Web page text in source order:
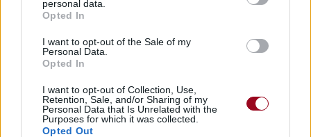
personal data.
Opted In
I want to opt-out of the Sale of my
Personal Data.
Opted In
I want to opt-out of Collection, Use,
Retention, Sale, and/or Sharing of my
Personal Data that Is Unrelated with the
Purposes for which it was collected.
Opted Out
Pour prolonger le plaisir musical :
Vous aimez chanter, apprenez la guitare chez
Télécharger légalement les MP3 sur
Télécharger légalement les MP3 ou trouver le CD sur